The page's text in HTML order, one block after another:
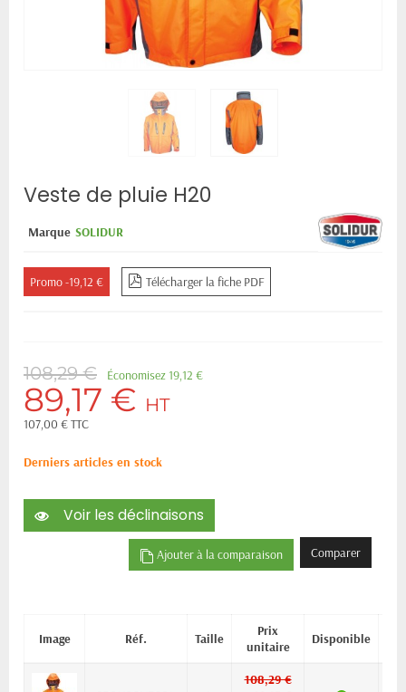
Veste de pluie H20
Marque SOLIDUR
Promo -19,12 € Télécharger la fiche PDF
108,29 € Économisez 19,12 €
89,17 € HT
107,00 € TTC
Derniers articles en stock
Voir les déclinaisons
Ajouter à la comparaison Comparer
Image Réf. Taille
Prix
unitaire
Disponible
108,29 €